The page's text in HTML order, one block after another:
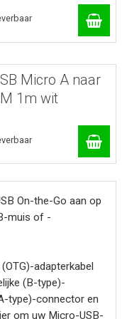
Micro A naar
1m wit
On-the-Go aan op
muis of -
adapterkabel
(B-type)-
type)-connector en
om uw Micro-USB-